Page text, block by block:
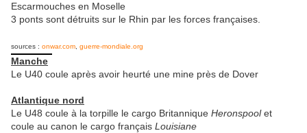
Escarmouches en Moselle
3 ponts sont détruits sur le Rhin par les forces françaises.
sources : onwar.com guerre-mondiale.org
Manche
Le U40 coule après avoir heurté une mine près de Dover
Atlantique nord
Le U48 coule à la torpille le cargo Britannique Heronspoolet
coule au canon le cargo français Louisiane